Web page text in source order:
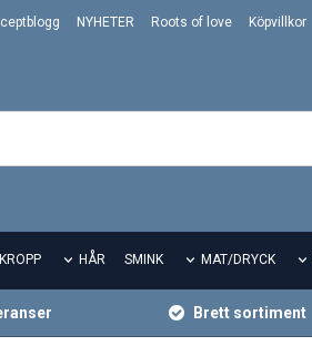
NYHETER Roots of love Köpvillkor
KROPP HÅR SMINK MAT/DRYCK
Brett sortiment